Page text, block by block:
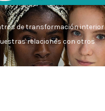
de transformación interior
relaciones con otros